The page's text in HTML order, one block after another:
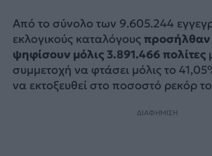
Από το σύνολο των 9.605.244
εκλογικούς καταλόγουςπροσήλθαν
ψηφίσουν μόλις 3.891.466 πολίτες
συμμετοχή να φτάσει μόλις το
να εκτοξευθεί στο ποσοστό ρεκόρ
ΔΙΑΦΗΜΙΣΗ